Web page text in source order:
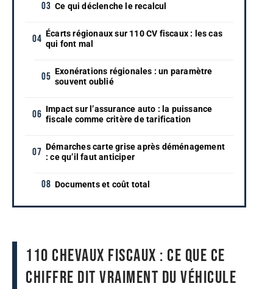
Ce qui déclenche le recalcul
Écarts régionaux sur 110 CV fiscaux : les cas
qui font mal
Exonérations régionales : un paramètre
souvent oublié
Impact sur l’assurance auto : la puissance
fiscale comme critère de tarification
Démarches carte grise après déménagement
: ce qu’il faut anticiper
Documents et coût total
110 chevaux fiscaux : ce que ce
chiffre dit vraiment du véhicule